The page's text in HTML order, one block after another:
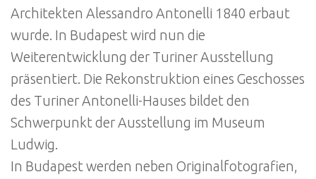
Architekten Alessandro Antonelli 1840 erbaut
wurde. In Budapest wird nun die
Weiterentwicklung der Turiner Ausstellung
präsentiert. Die Rekonstruktion eines Geschosses
des Turiner Antonelli-Hauses bildet den
Schwerpunkt der Ausstellung im Museum
Ludwig.
In Budapest werden neben Originalfotografien,